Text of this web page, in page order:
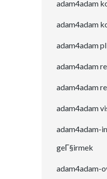
adam4adam
adam4adam
adam4adam
adam4adam
adam4adam
adam4adam
adam4adam-
geГ§irmek
adam4adam-